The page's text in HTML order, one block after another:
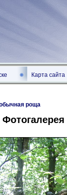
Карта сайта
роща